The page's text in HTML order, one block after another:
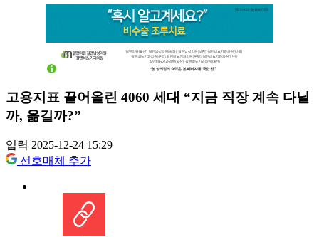
고용지표 끌어올린 4060 세대 “지금 직장 계속 다닐
까, 옮길까?”
입력 2025-12-24 15:29
선호매체 추가